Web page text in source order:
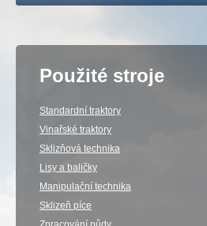
Použité stroje
Standardní traktory
Vinařské traktory
Sklizňová technika
Lisy a baličky
Manipulační technika
Sklizeň píce